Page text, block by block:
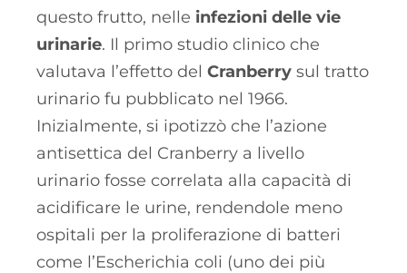
questo frutto, nelle infezioni delle vie
urinarie. Il primo studio clinico che
valutava l’effetto del Cranberry sul tratto
urinario fu pubblicato nel 1966.
Inizialmente, si ipotizzò che l’azione
antisettica del Cranberry a livello
urinario fosse correlata alla capacità di
acidificare le urine, rendendole meno
ospitali per la proliferazione di batteri
come l’Escherichia coli (uno dei più